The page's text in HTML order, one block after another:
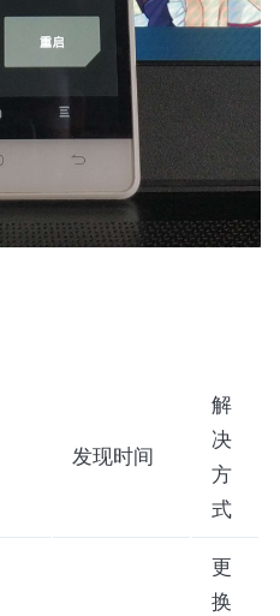
发现时间
解
决
方
式
更
换